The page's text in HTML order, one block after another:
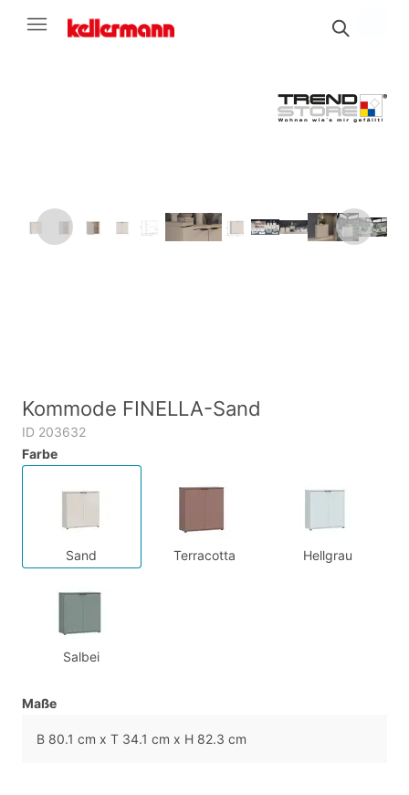
Kommode FINELLA-Sand
ID 203632
Farbe
Sand Terracotta Hellgrau
Salbei
Maße
B 80.1 cm x T 34.1 cm x H 82.3 cm